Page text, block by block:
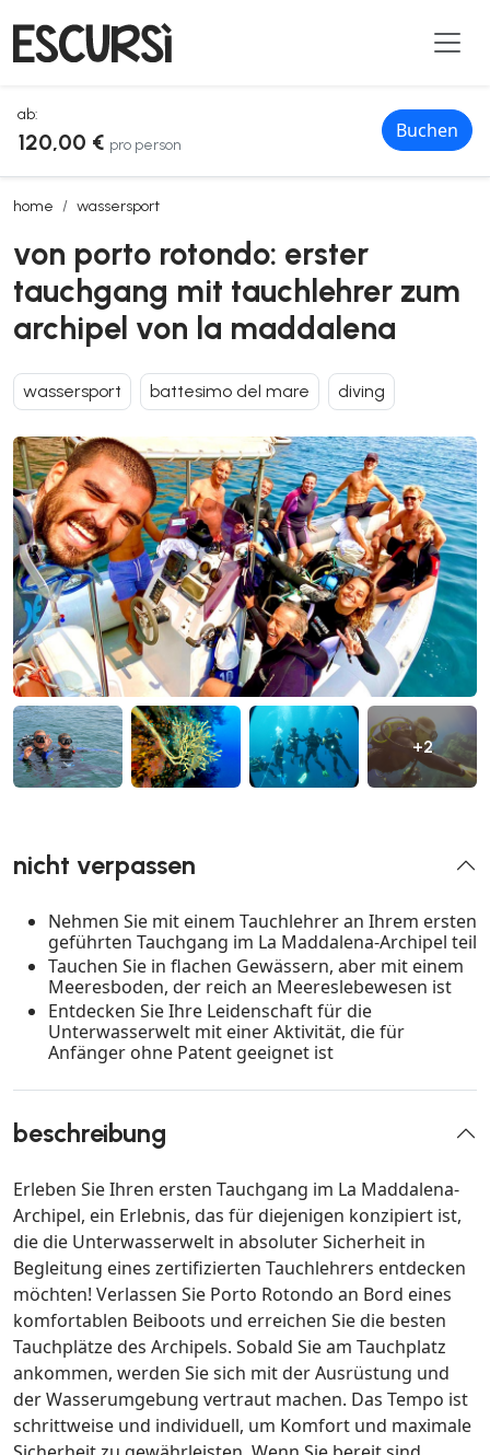
ab:
120,00 € pro person
Buchen
home wassersport
von porto rotondo: erster tauchgang mit tauchlehrer zum archipel
von porto rotondo: erster
tauchgang mit tauchlehrer zum
archipel von la maddalena
wassersport battesimo del mare diving
+2
nicht verpassen
Nehmen Sie mit einem Tauchlehrer an Ihrem ersten
geführten Tauchgang im La Maddalena-Archipel teil
Tauchen Sie in flachen Gewässern, aber mit einem
Meeresboden, der reich an Meereslebewesen ist
Entdecken Sie Ihre Leidenschaft für die
Unterwasserwelt mit einer Aktivität, die für
Anfänger ohne Patent geeignet ist
beschreibung
Erleben Sie Ihren ersten Tauchgang im La Maddalena-
Archipel, ein Erlebnis, das für diejenigen konzipiert ist,
die die Unterwasserwelt in absoluter Sicherheit in
Begleitung eines zertifizierten Tauchlehrers entdecken
möchten! Verlassen Sie Porto Rotondo an Bord eines
komfortablen Beiboots und erreichen Sie die besten
Tauchplätze des Archipels. Sobald Sie am Tauchplatz
ankommen, werden Sie sich mit der Ausrüstung und
der Wasserumgebung vertraut machen. Das Tempo ist
schrittweise und individuell, um Komfort und maximale